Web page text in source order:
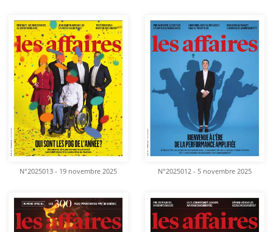
N°2025013 - 19 novembre 2025 N°2025012 - 5 novembre 2025